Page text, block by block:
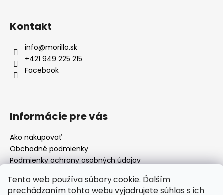
Tento web používa súbory cookie. Ďalším
prechádzaním tohto webu vyjadrujete súhlas s ich
Kontakt
info@morillo.sk
+421 949 225 215
Facebook
Informácie pre vás
Ako nakupovať
Obchodné podmienky
Podmienky ochrany osobných údajov